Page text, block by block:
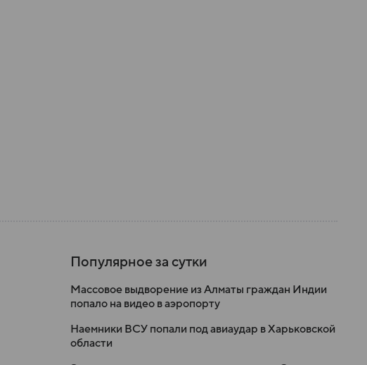
Популярное за сутки
Массовое выдворение из Алматы граждан Индии
попало на видео в аэропорту
Наемники ВСУ попали под авиаудар в Харьковской
области